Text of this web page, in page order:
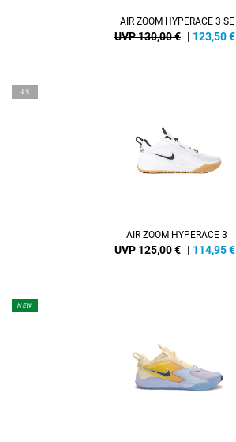
AIR ZOOM HYPERACE 3 SE
UVP 130,00 € | 123,50€
-8%
AIR ZOOM HYPERACE 3
UVP 125,00 € | 114,95€
NEW